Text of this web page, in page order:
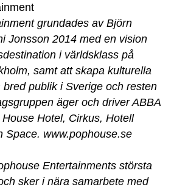
grundades av Björn
Jonsson 2014 med en vision
i världsklass på
samt att skapa kulturella
publik i Sverige och resten
äger och driver ABBA
Hotel, Cirkus, Hotell
Space. www.pophouse.se
Entertainments största
sker i nära samarbete med